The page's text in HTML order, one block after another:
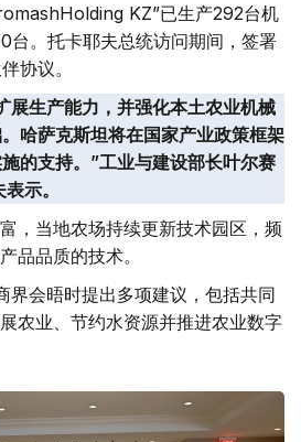
KZ”已生产292台机
台。托卡耶夫总统访问期间，签署
协议。
展生产能力，并强化本土农业机械
哈萨克斯坦将在国家产业政策框架
的支持。”工业与建设部长叶尔赛
示。
，当地农场持续更新技术园区，频
品品质的技术。
界会晤时提出多项建议，包括共同
农业、节约水资源并推进农业数字